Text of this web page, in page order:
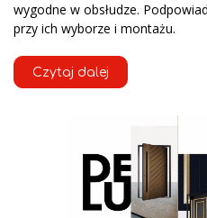
wygodne w obsłudze.
przy ich wyborze i montażu.
Czytaj dalej